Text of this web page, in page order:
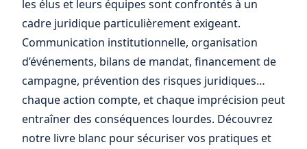
les élus et leurs équipes sont confrontés à un
cadre juridique particulièrement exigeant.
Communication institutionnelle, organisation
d’événements, bilans de mandat, financement de
campagne, prévention des risques juridiques…
chaque action compte, et chaque imprécision peut
entraîner des conséquences lourdes. Découvrez
notre livre blanc pour sécuriser vos pratiques et